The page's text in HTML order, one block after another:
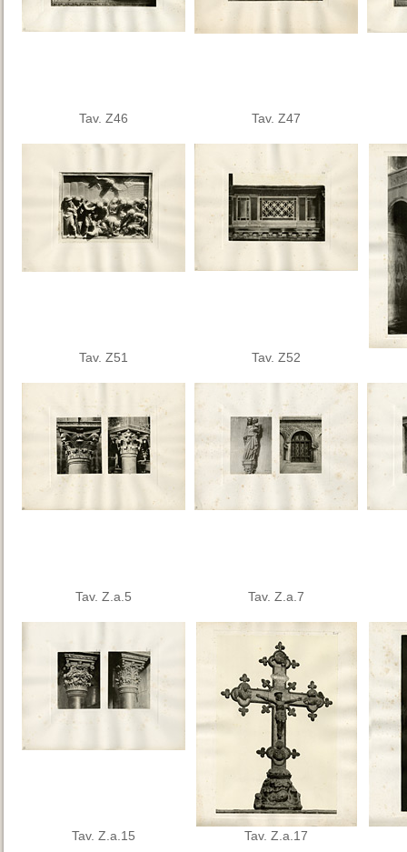
Tav. Z46 Tav. Z47
Tav. Z51 Tav. Z52
Tav. Z.a.5 Tav. Z.a.7
Tav. Z.a.15 Tav. Z.a.17